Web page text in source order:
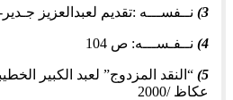
3) نــفســـه :تقديم لعبدالعزيز
4) نــفـســـه: ص 104
5)
عكاظ /2000